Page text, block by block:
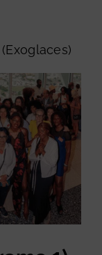
Exoglaces)